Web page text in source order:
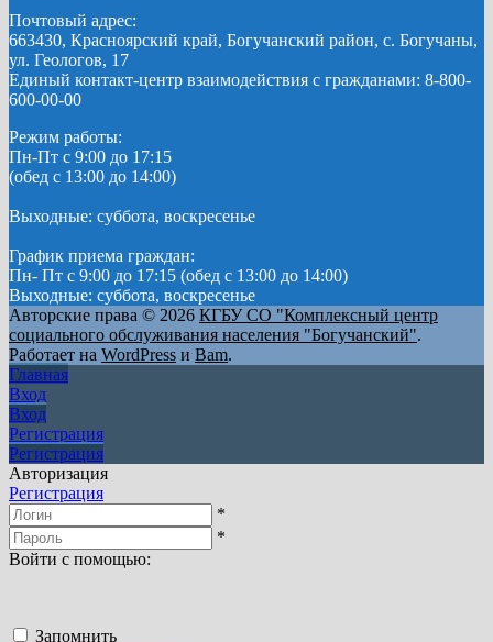
Почтовый адрес:
663430, Красноярский край, Богучанский район, с. Богучаны,
ул. Геологов, 17
Единый контакт-центр взаимодействия с гражданами: 8-800-
600-00-00
Режим работы:
Пн-Пт с 9:00 до 17:15
(обед с 13:00 до 14:00)
Выходные: суббота, воскресенье
График приема граждан:
Пн- Пт с 9:00 до 17:15 (обед с 13:00 до 14:00)
Выходные: суббота, воскресенье
Авторские права © 2026 КГБУ СО "Комплексный центр
социального обслуживания населения "Богучанский".
Работает на WordPress и Bam.
Главная
Вход
Вход
Регистрация
Регистрация
Авторизация
Регистрация
*
*
Войти с помощью:
Запомнить